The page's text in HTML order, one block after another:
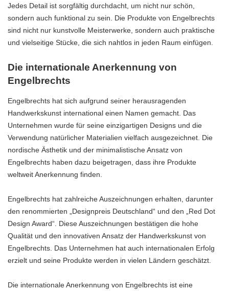
Jedes Detail ist sorgfältig durchdacht, um nicht nur schön,
sondern auch funktional zu sein. Die Produkte von Engelbrechts
sind nicht nur kunstvolle Meisterwerke, sondern auch praktische
und vielseitige Stücke, die sich nahtlos in jeden Raum einfügen.
Die internationale Anerkennung von
Engelbrechts
Engelbrechts hat sich aufgrund seiner herausragenden
Handwerkskunst international einen Namen gemacht. Das
Unternehmen wurde für seine einzigartigen Designs und die
Verwendung natürlicher Materialien vielfach ausgezeichnet. Die
nordische Ästhetik und der minimalistische Ansatz von
Engelbrechts haben dazu beigetragen, dass ihre Produkte
weltweit Anerkennung finden.
Engelbrechts hat zahlreiche Auszeichnungen erhalten, darunter
den renommierten „Designpreis Deutschland“ und den „Red Dot
Design Award“. Diese Auszeichnungen bestätigen die hohe
Qualität und den innovativen Ansatz der Handwerkskunst von
Engelbrechts. Das Unternehmen hat auch internationalen Erfolg
erzielt und seine Produkte werden in vielen Ländern geschätzt.
Die internationale Anerkennung von Engelbrechts ist eine